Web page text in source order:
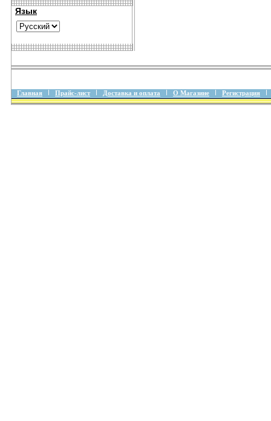
Язык
Главная Прайс-лист Доставка и оплата О Магазине Регистрация